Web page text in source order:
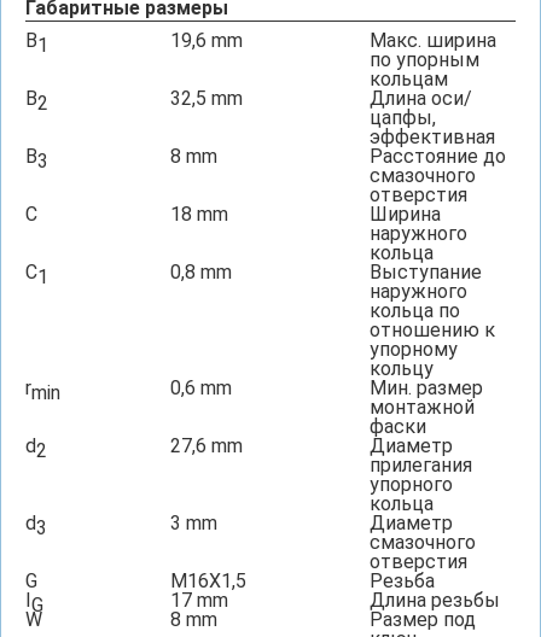
Габаритные размеры
B1 19,6 mm
Макс. ширина
по упорным
кольцам
B2 32,5 mm
Длина оси/
цапфы,
эффективная
B3 8 mm
Расстояние до
смазочного
отверстия
C
18 mm
Ширина
наружного
кольца
C1 0,8 mm
Выступание
наружного
кольца по
отношению к
упорному
кольцу
rmin 0,6 mm
Мин. размер
монтажной
фаски
d2 27,6 mm
Диаметр
прилегания
упорного
кольца
d3 3 mm
Диаметр
смазочного
отверстия
G
M16X1,5
Резьба
IG 17 mm
Длина резьбы
W
8 mm
Размер под